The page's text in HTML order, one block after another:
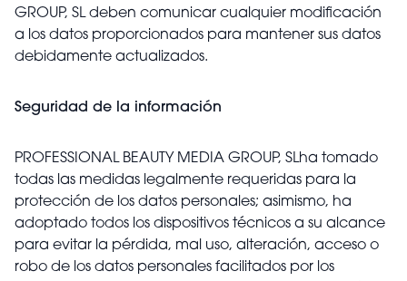
GROUP, SL deben comunicar cualquier modificación
a los datos proporcionados para mantener sus datos
debidamente actualizados.
Seguridad de la información
PROFESSIONAL BEAUTY MEDIA GROUP, SLha tomado
todas las medidas legalmente requeridas para la
protección de los datos personales; asimismo, ha
adoptado todos los dispositivos técnicos a su alcance
para evitar la pérdida, mal uso, alteración, acceso o
robo de los datos personales facilitados por los